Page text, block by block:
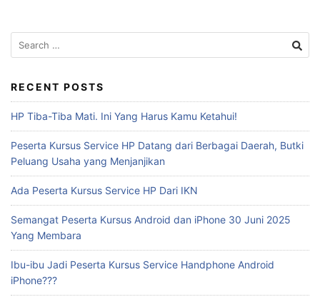
RECENT POSTS
HP Tiba-Tiba Mati. Ini Yang Harus Kamu Ketahui!
Peserta Kursus Service HP Datang dari Berbagai Daerah, Butki
Peluang Usaha yang Menjanjikan
Ada Peserta Kursus Service HP Dari IKN
Semangat Peserta Kursus Android dan iPhone 30 Juni 2025
Yang Membara
Ibu-ibu Jadi Peserta Kursus Service Handphone Android
iPhone???